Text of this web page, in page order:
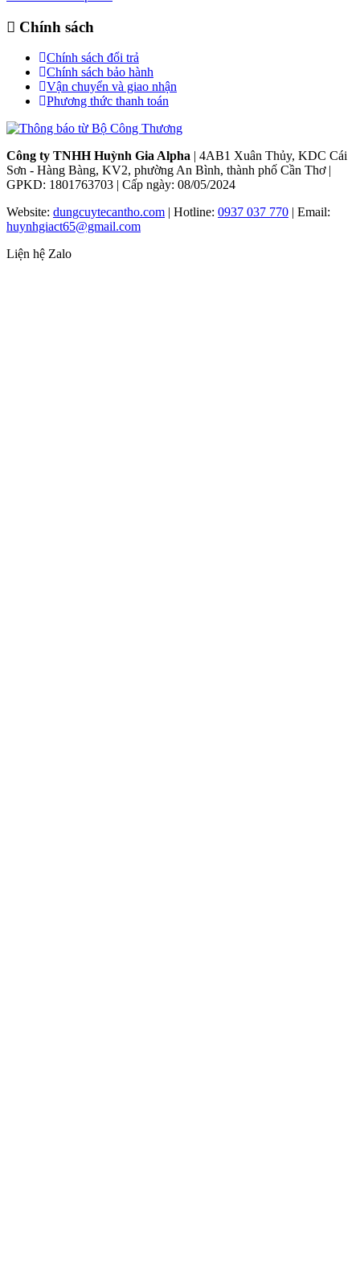
Chính sách
Chính sách đổi trả
Chính sách bảo hành
Vận chuyển và giao nhận
Phương thức thanh toán
Công ty TNHH Huỳnh Gia Alpha | 4AB1 Xuân Thủy, KDC Cái
Sơn - Hàng Bàng, KV2, phường An Bình, thành phố Cần Thơ |
GPKD: 1801763703 | Cấp ngày: 08/05/2024
Website: dungcuytecantho.com | Hotline: 0937 037 770 | Email:
huynhgiact65@gmail.com
Liện hệ Zalo